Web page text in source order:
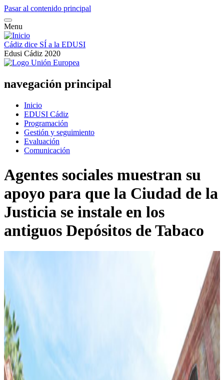
Pasar al contenido principal
Menu
Cádiz dice SÍ a la EDUSI
Edusi Cádiz 2020
navegación principal
Inicio
EDUSI Cádiz
Programación
Gestión y seguimiento
Evaluación
Comunicación
Agentes sociales muestran su
apoyo para que la Ciudad de la
Justicia se instale en los
antiguos Depósitos de Tabaco